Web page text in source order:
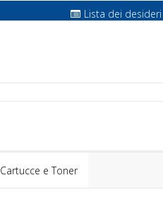
Lista dei desideri
Cartucce e Toner